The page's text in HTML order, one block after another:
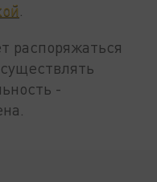
распоряжаться
-